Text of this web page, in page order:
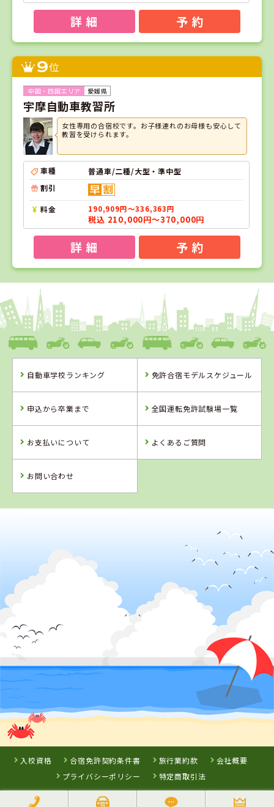
詳 細 予 約
9位
愛媛県
宇摩自動車教習所
女性専用の合宿校です。お子様連れのお母様も安心して
教習を受けられます。
車種
普通車/二種/大型・準中型
割引
料金 190,909円～336,363円
税込 210,000円～370,000円
詳 細 予 約
1
香川県
かがわ自動車学校
詳 細 予 約
詳 細 予 約
3位
新倉敷自動車学校
校
予 約
校
かんおんじ自動
車学校
詳 細
予 約
詳 細
島根県
浜乃木ドライビ
ングスクール
詳 細
予 約
7位 8位 9位
自動車学校ランキング 免許合宿モデルスケジュール
申込から卒業まで 全国運転免許試験場一覧
お支払いについて よくあるご質問
お問い合わせ
入校資格 合宿免許契約条件書 旅行業約款
会社概要
プライバシーポリシー
特定商取引法